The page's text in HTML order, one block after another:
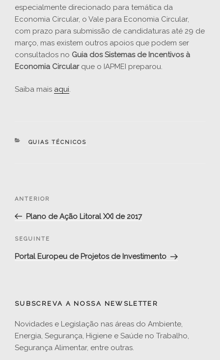
especialmente direcionado para temática da
Economia Circular, o Vale para Economia Circular,
com prazo para submissão de candidaturas até 29 de
março, mas existem outros apoios que podem ser
consultados no Guia dos Sistemas de Incentivos à
Economia Circular que o IAPMEI preparou.
Saiba mais aqui.
CATEGORIAS
GUIAS TÉCNICOS
artigos
Conteúdo
ANTERIOR
Plano de Ação Litoral XXI de 2017
Conteúdo
SEGUINTE
Portal Europeu de Projetos de Investimento
SUBSCREVA A NOSSA NEWSLETTER
Novidades e Legislação nas áreas do Ambiente,
Energia, Segurança, Higiene e Saúde no Trabalho,
Segurança Alimentar, entre outras.